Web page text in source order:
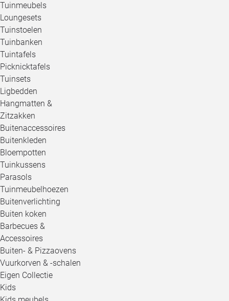
Tuinmeubels
Loungesets
Tuinstoelen
Tuinbanken
Tuintafels
Picknicktafels
Tuinsets
Ligbedden
Hangmatten &
Zitzakken
Buitenaccessoires
Buitenkleden
Bloempotten
Tuinkussens
Parasols
Tuinmeubelhoezen
Buitenverlichting
Buiten koken
Barbecues &
Accessoires
Buiten- & Pizzaovens
Vuurkorven & -schalen
Eigen Collectie
Kids